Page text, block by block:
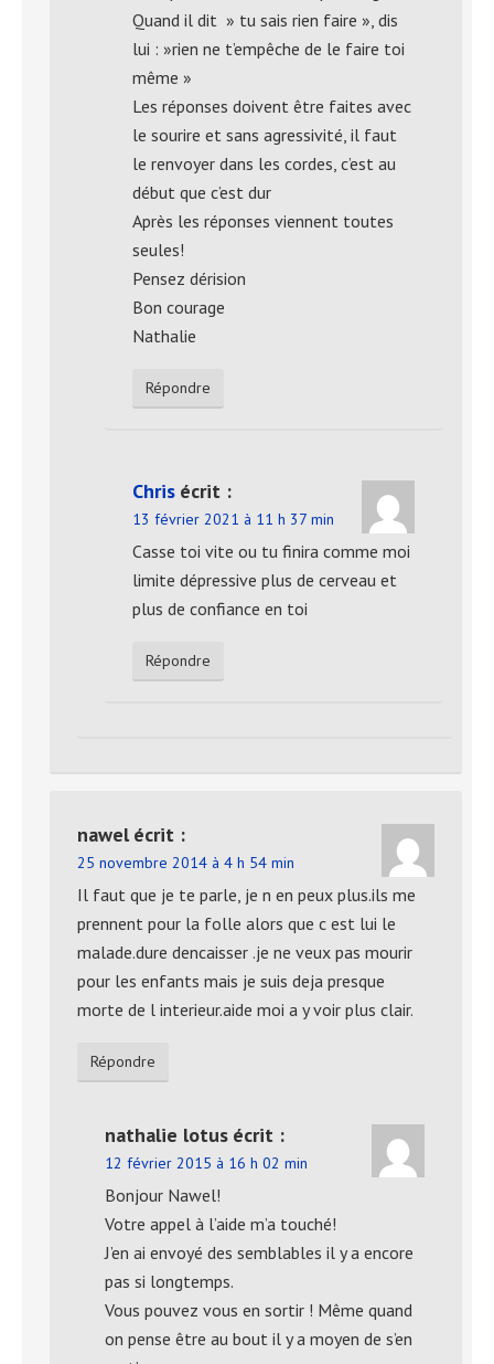
Quand il dit » tu sais rien faire », dis
lui : »rien ne t’empêche de le faire toi
même »
Les réponses doivent être faites avec
le sourire et sans agressivité, il faut
le renvoyer dans les cordes, c’est au
début que c’est dur
Après les réponses viennent toutes
seules!
Pensez dérision
Bon courage
Nathalie
Répondre
Chris écrit :
13 février 2021 à 11 h 37 min
Casse toi vite ou tu finira comme moi
limite dépressive plus de cerveau et
plus de confiance en toi
Répondre
nawel écrit :
25 novembre 2014 à 4 h 54 min
Il faut que je te parle, je n en peux plus.ils me
prennent pour la folle alors que c est lui le
malade.dure dencaisser .je ne veux pas mourir
pour les enfants mais je suis deja presque
morte de l interieur.aide moi a y voir plus clair.
Répondre
nathalie lotus écrit :
12 février 2015 à 16 h 02 min
Bonjour Nawel!
Votre appel à l’aide m’a touché!
J’en ai envoyé des semblables il y a encore
pas si longtemps.
Vous pouvez vous en sortir ! Même quand
on pense être au bout il y a moyen de s’en